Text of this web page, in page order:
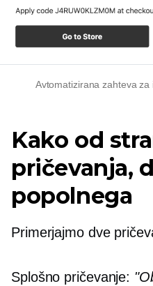
Avtomatizirana zahteva
Kako od
pričevanja,
popolnega
Primerjajmo dve
Splošno pričevanje: